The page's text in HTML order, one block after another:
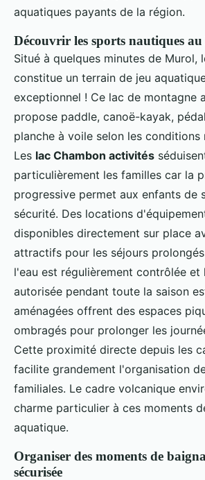
aquatiques payants de la région.
Découvrir les sports nautiques
Situé à quelques minutes de Murol,
constitue un terrain de jeu
exceptionnel ! Ce lac de montagne
propose paddle, canoë-kayak,
planche à voile selon les conditions
Les lac Chambon activités
particulièrement les familles car la
progressive permet aux enfants de
sécurité. Des locations
disponibles directement sur place
attractifs pour les séjours
l'eau est régulièrement contrôlée et
autorisée pendant toute la saison
aménagées offrent des espaces
ombragés pour prolonger les
Cette proximité directe depuis les
facilite grandement l'organisation
familiales. Le cadre volcanique
charme particulier à ces moments
aquatique.
Organiser des moments de
sécurisée